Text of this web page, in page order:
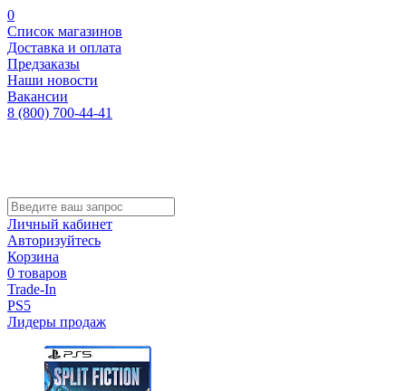
0
Список магазинов
Доставка и оплата
Предзаказы
Наши новости
Вакансии
8 (800) 700-44-41
Личный кабинет
Авторизуйтесь
Корзина
0 товаров
Trade-In
PS5
Лидеры продаж